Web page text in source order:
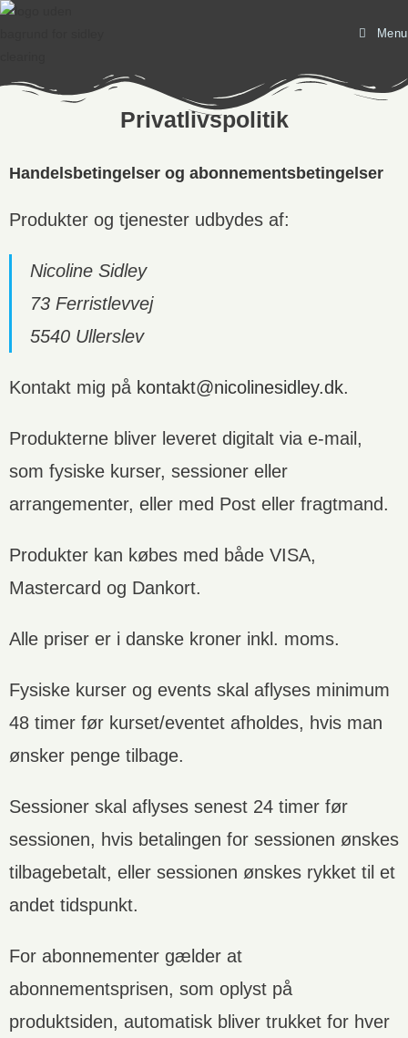
Menu
Privatlivspolitik
Handelsbetingelser og abonnementsbetingelser
Produkter og tjenester udbydes af:
Nicoline Sidley
73 Ferristlevvej
5540 Ullerslev
Kontakt mig på kontakt@nicolinesidley.dk.
Produkterne bliver leveret digitalt via e-mail,
som fysiske kurser, sessioner eller
arrangementer, eller med Post eller fragtmand.
Produkter kan købes med både VISA,
Mastercard og Dankort.
Alle priser er i danske kroner inkl. moms.
Fysiske kurser og events skal aflyses minimum
48 timer før kurset/eventet afholdes, hvis man
ønsker penge tilbage.
Sessioner skal aflyses senest 24 timer før
sessionen, hvis betalingen for sessionen ønskes
tilbagebetalt, eller sessionen ønskes rykket til et
andet tidspunkt.
For abonnementer gælder at
abonnementsprisen, som oplyst på
produktsiden, automatisk bliver trukket for hver